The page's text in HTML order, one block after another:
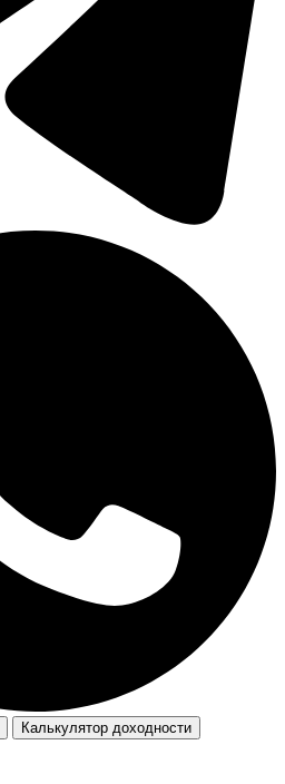
Калькулятор доходности